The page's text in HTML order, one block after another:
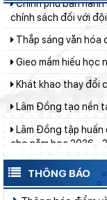
Gieo mầm hiếu học
Khát khao thay đổi
Lâm Đồng tạo nền
quả hoạt động giáo
phòng, chống đuối
Đẩy mạnh truyền thông về giáo dục nghề nghiệp trong toàn
THÔNG BÁO